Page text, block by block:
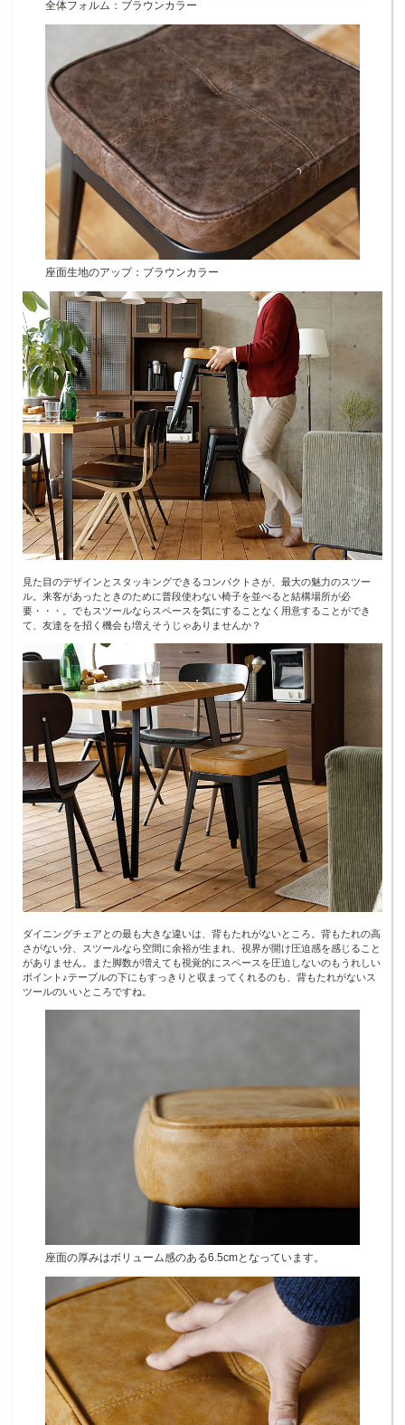
全体フォルム：ブラウンカラー
座面生地のアップ：ブラウンカラー
見た目のデザインとスタッキングできるコンパクトさが、最大の魅力のスツー
ル。来客があったときのために普段使わない椅子を並べると結構場所が必
要・・・。でもスツールならスペースを気にすることなく用意することができ
て、友達をを招く機会も増えそうじゃありませんか？
ダイニングチェアとの最も大きな違いは、背もたれがないところ。背もたれの高
さがない分、スツールなら空間に余裕が生まれ、視界が開け圧迫感を感じること
がありません。また脚数が増えても視覚的にスペースを圧迫しないのもうれしい
ポイント♪テーブルの下にもすっきりと収まってくれるのも、背もたれがないス
ツールのいいところですね。
座面の厚みはボリューム感のある6.5cmとなっています。